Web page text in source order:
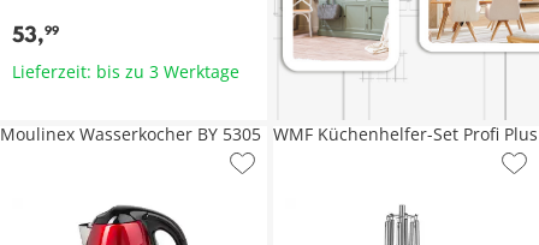
53,99
Lieferzeit: bis zu 3 Werktage
Moulinex Wasserkocher BY 5305 WMF Küchenhelfer-Set Profi Plus